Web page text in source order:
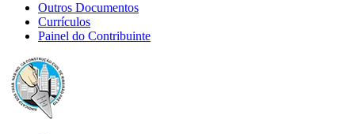
Outros Documentos
Currículos
Painel do Contribuinte